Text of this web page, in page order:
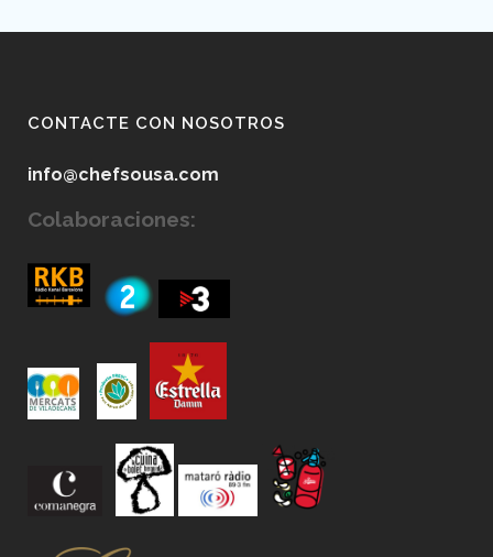
CONTACTE CON NOSOTROS
info@chefsousa.com
Colaboraciones: